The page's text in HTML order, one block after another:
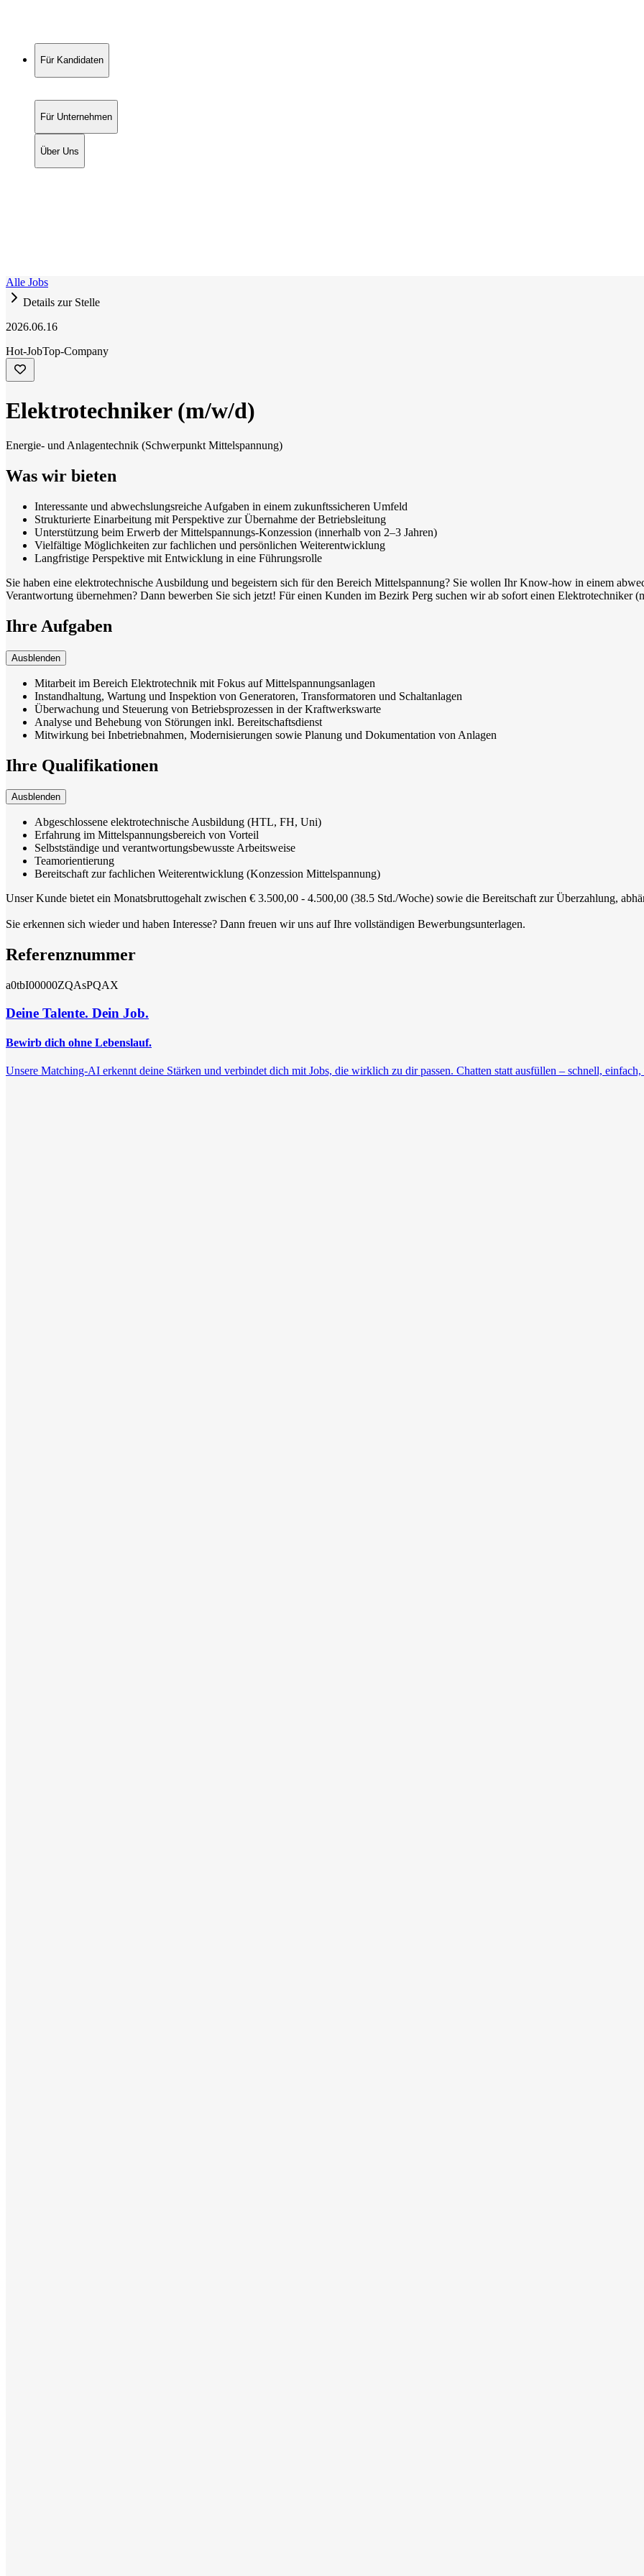
Für Kandidaten
Für Unternehmen
Über Uns
Alle Jobs
Details zur Stelle
2026.06.16
Hot-JobTop-Company
Elektrotechniker (m/w/d)
Energie- und Anlagentechnik (Schwerpunkt Mittelspannung)
Was wir bieten
Interessante und abwechslungsreiche Aufgaben in einem zukunftssicheren Umfeld
Strukturierte Einarbeitung mit Perspektive zur Übernahme der Betriebsleitung
Unterstützung beim Erwerb der Mittelspannungs-Konzession (innerhalb von 2–3 Jahren)
Vielfältige Möglichkeiten zur fachlichen und persönlichen Weiterentwicklung
Langfristige Perspektive mit Entwicklung in eine Führungsrolle
Sie haben eine elektrotechnische Ausbildung und begeistern sich für den Bereich Mittelspannung? Sie wollen Ihr Know-how in einem
Verantwortung übernehmen? Dann bewerben Sie sich jetzt! Für einen Kunden im Bezirk Perg suchen wir ab sofort einen Elektrotechniker
Ihre Aufgaben
Ausblenden
Mitarbeit im Bereich Elektrotechnik mit Fokus auf Mittelspannungsanlagen
Instandhaltung, Wartung und Inspektion von Generatoren, Transformatoren und Schaltanlagen
Überwachung und Steuerung von Betriebsprozessen in der Kraftwerkswarte
Analyse und Behebung von Störungen inkl. Bereitschaftsdienst
Mitwirkung bei Inbetriebnahmen, Modernisierungen sowie Planung und Dokumentation von Anlagen
Ihre Qualifikationen
Ausblenden
Abgeschlossene elektrotechnische Ausbildung (HTL, FH, Uni)
Erfahrung im Mittelspannungsbereich von Vorteil
Selbstständige und verantwortungsbewusste Arbeitsweise
Teamorientierung
Bereitschaft zur fachlichen Weiterentwicklung (Konzession Mittelspannung)
Unser Kunde bietet ein Monatsbruttogehalt zwischen € 3.500,00 - 4.500,00 (38.5 Std./Woche) sowie die Bereitschaft zur Überzahlung,
Sie erkennen sich wieder und haben Interesse? Dann freuen wir uns auf Ihre vollständigen Bewerbungsunterlagen.
Referenznummer
a0tbI00000ZQAsPQAX
Deine Talente. Dein Job.
Bewirb dich ohne Lebenslauf.
Unsere Matching-AI erkennt deine Stärken und verbindet dich mit Jobs, die wirklich zu dir passen. Chatten statt ausfüllen – schnell, einfach,